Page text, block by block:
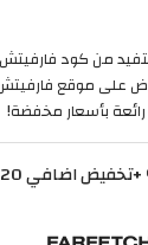
على موقع
بأسعار مخفضة!